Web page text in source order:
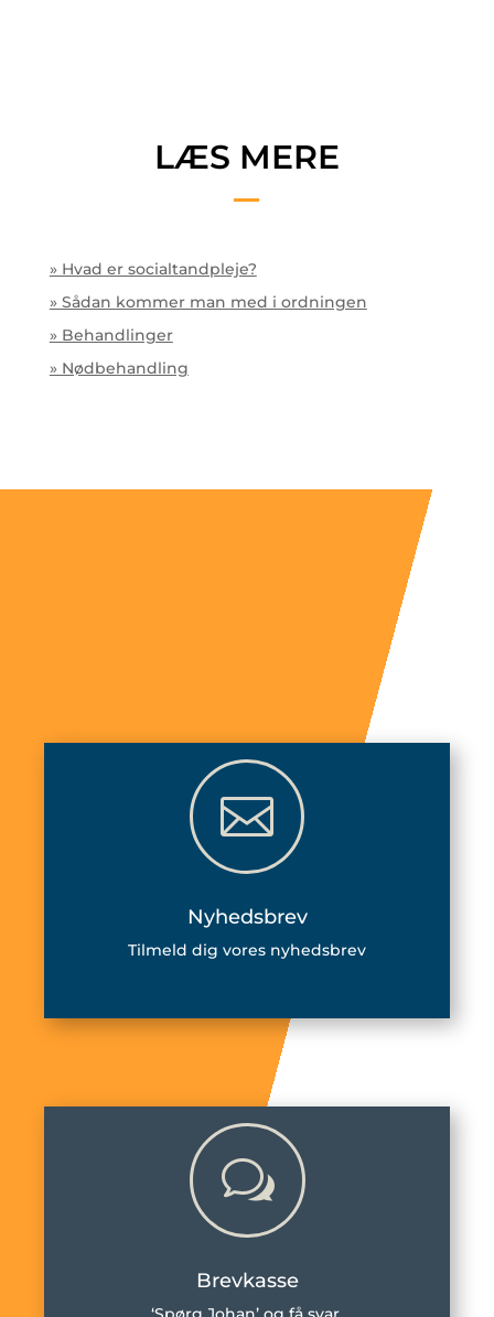
LÆS MERE
» Hvad er socialtandpleje?
» Sådan kommer man med i ordningen
» Behandlinger
» Nødbehandling

Nyhedsbrev
Tilmeld dig vores nyhedsbrev
w
Brevkasse